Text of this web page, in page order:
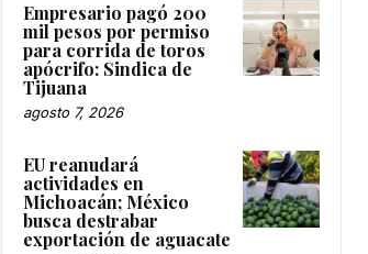
Empresario pagó 200
mil pesos por permiso
para corrida de toros
apócrifo: Sindica de
Tijuana
agosto 7, 2026
EU reanudará
actividades en
Michoacán; México
busca destrabar
exportación de aguacate